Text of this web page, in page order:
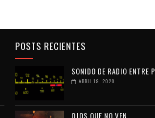
POSTS RECIENTES
SONIDO DE RADIO ENTRE
ABRIL 19, 2020
OJOS QUE NO VEN...